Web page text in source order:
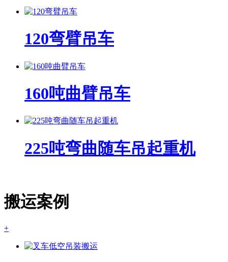
120弯臂吊车
160吨曲臂吊车
225吨弯曲随车吊起重机
搬运案例
+